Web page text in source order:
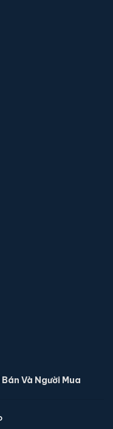
chính hãng
Và Người Mua